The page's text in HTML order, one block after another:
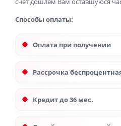
Способы оплаты:
Оплата при получении
Рассрочка
Кредит до 36 мес.